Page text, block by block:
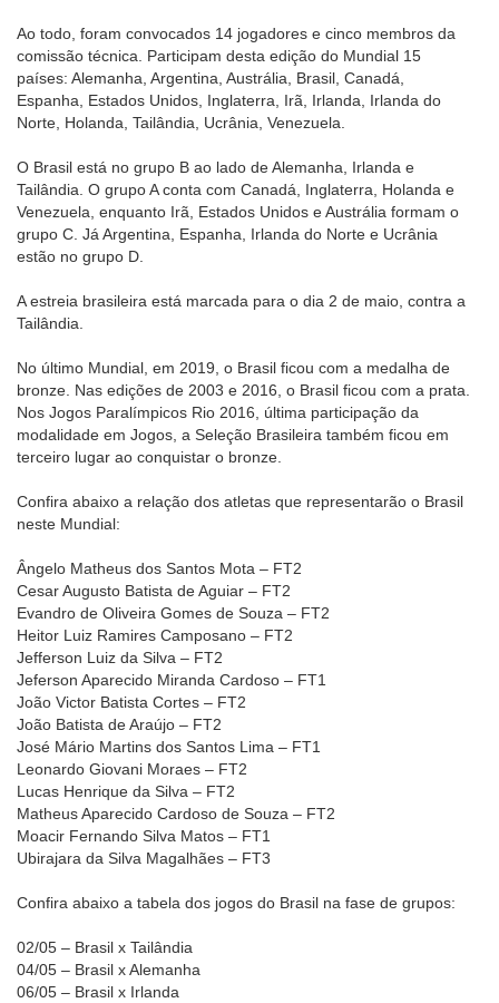
Ao todo, foram convocados 14 jogadores e cinco membros da
comissão técnica. Participam desta edição do Mundial 15
países: Alemanha, Argentina, Austrália, Brasil, Canadá,
Espanha, Estados Unidos, Inglaterra, Irã, Irlanda, Irlanda do
Norte, Holanda, Tailândia, Ucrânia, Venezuela.
O Brasil está no grupo B ao lado de Alemanha, Irlanda e
Tailândia. O grupo A conta com Canadá, Inglaterra, Holanda e
Venezuela, enquanto Irã, Estados Unidos e Austrália formam o
grupo C. Já Argentina, Espanha, Irlanda do Norte e Ucrânia
estão no grupo D.
A estreia brasileira está marcada para o dia 2 de maio, contra a
Tailândia.
No último Mundial, em 2019, o Brasil ficou com a medalha de
bronze. Nas edições de 2003 e 2016, o Brasil ficou com a prata.
Nos Jogos Paralímpicos Rio 2016, última participação da
modalidade em Jogos, a Seleção Brasileira também ficou em
terceiro lugar ao conquistar o bronze.
Confira abaixo a relação dos atletas que representarão o Brasil
neste Mundial:
Ângelo Matheus dos Santos Mota – FT2
Cesar Augusto Batista de Aguiar – FT2
Evandro de Oliveira Gomes de Souza – FT2
Heitor Luiz Ramires Camposano – FT2
Jefferson Luiz da Silva – FT2
Jeferson Aparecido Miranda Cardoso – FT1
João Victor Batista Cortes – FT2
João Batista de Araújo – FT2
José Mário Martins dos Santos Lima – FT1
Leonardo Giovani Moraes – FT2
Lucas Henrique da Silva – FT2
Matheus Aparecido Cardoso de Souza – FT2
Moacir Fernando Silva Matos – FT1
Ubirajara da Silva Magalhães – FT3
Confira abaixo a tabela dos jogos do Brasil na fase de grupos:
02/05 – Brasil x Tailândia
04/05 – Brasil x Alemanha
06/05 – Brasil x Irlanda